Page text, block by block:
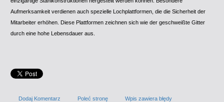
Aufmerksamkeit verdienen auch spezielle Lochplattformen, die die Sicherheit der
Mitarbeiter erhöhen. Diese Plattformen zeichnen sich wie der geschweißte Gitter
durch eine hohe Lebensdauer aus.
Dodaj Komentarz Poleć stronę Wpis zawiera błędy